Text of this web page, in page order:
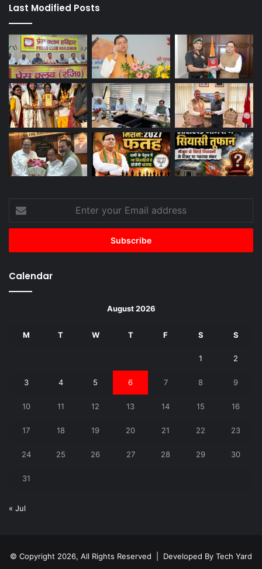
Last Modified Posts
your
Email
Calendar
August 2026
M T W T F S S
1 2
3 4 5 6 7 8 9
10 11 12 13 14 15 16
17 18 19 20 21 22 23
24 25 26 27 28 29 30
31
« Jul
© Copyright 2026, All Rights Reserved | Developed By Tech Yard